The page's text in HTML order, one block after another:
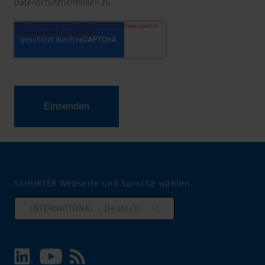
Datenschutzrichtlinien zu.
SCHURTER Webseite und Sprache wählen
INTERNATIONAL - Deutsch